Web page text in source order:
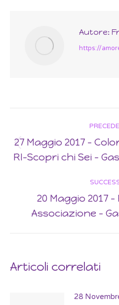
Autore:
https://
navigation
27 Maggio 2017 –
RI-Scopri chi Sei –
20 Maggio 2017
Associazione –
Articoli correlati
28